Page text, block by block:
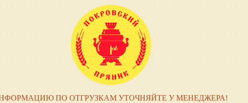
ПО ОТГРУЗКАМ УТОЧНЯЙТЕ У МЕНЕДЖЕРА!